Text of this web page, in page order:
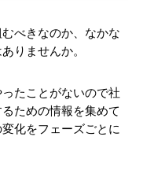
べきなのか、なかな
りませんか。
たことがないので社
ための情報を集めて
化をフェーズごとに